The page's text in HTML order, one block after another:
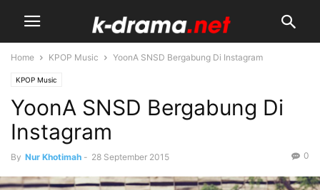
Home KPOP Music YoonA SNSD Bergabung Di Instagram
KPOP Music
YoonA SNSD Bergabung Di
Instagram
By Nur Khotimah - 28 September 2015 0